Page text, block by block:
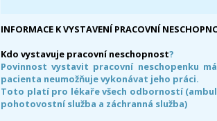
INFORMACE K VYSTAVENÍ PRACOVNÍ
Kdo vystavuje pracovní neschopnost?
Povinnost vystavit pracovní neschopenku
pacienta neumožňuje vykonávat jeho práci.
Toto platí pro lékaře všech odborností
pohotovostní služba a záchranná služba)